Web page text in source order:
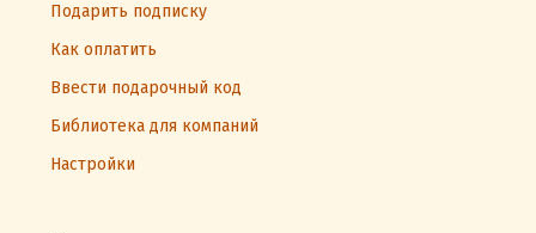
Подарить подписку
Как оплатить
Ввести подарочный код
Библиотека для компаний
Настройки